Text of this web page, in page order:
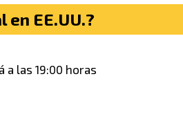
EE.UU.?
a las 19:00 horas